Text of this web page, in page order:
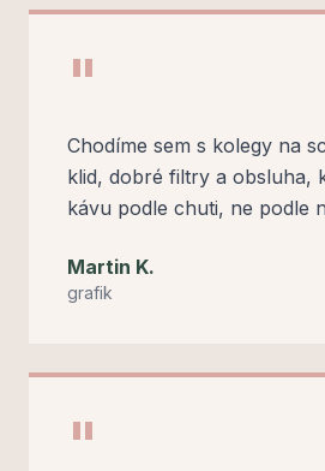
"
Chodíme sem s kolegy na
klid, dobré filtry a obsluha,
kávu podle chuti, ne podle
Martin K.
grafik
"